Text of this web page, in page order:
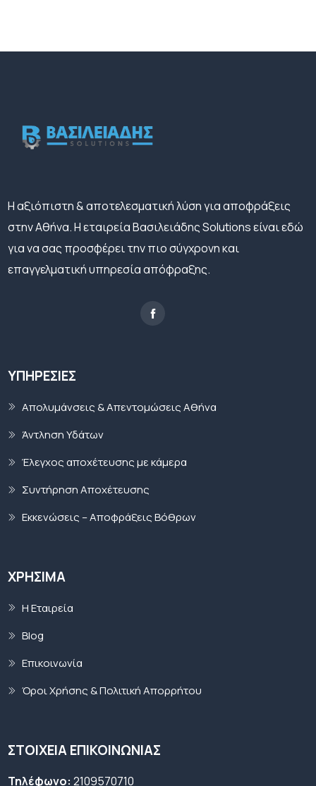
H αξιόπιστη & αποτελεσματική λύση για αποφράξεις
στην Αθήνα. Η εταιρεία Βασιλειάδης Solutions είναι εδώ
για να σας προσφέρει την πιο σύγχρονη και
επαγγελματική υπηρεσία απόφραξης.
ΥΠΗΡΕΣΊΕΣ
Απολυμάνσεις & Απεντομώσεις Αθήνα
Άντληση Υδάτων
Έλεγχος αποχέτευσης με κάμερα
Συντήρηση Αποχέτευσης
Εκκενώσεις – Αποφράξεις Βόθρων
ΧΡΉΣΙΜΑ
Η Εταιρεία
Blog
Επικοινωνία
Όροι Χρήσης & Πολιτική Απορρήτου
ΣΤΟΙΧΕΙΑ ΕΠΙΚΟΙΝΩΝΙΑΣ
Τηλέφωνο: 2109570710